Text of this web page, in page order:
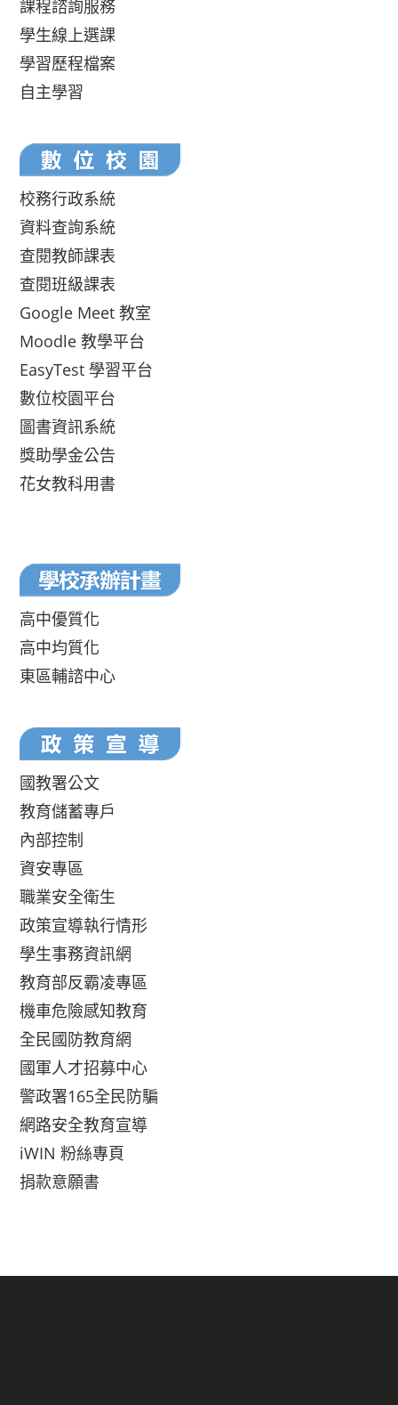
課程諮詢服務
學生線上選課
學習歷程檔案
自主學習
校務行政系統
資料查詢系統
查閱教師課表
查閱班級課表
Google Meet 教室
Moodle 教學平台
EasyTest 學習平台
數位校園平台
圖書資訊系統
獎助學金公告
花女教科用書
高中優質化
高中均質化
東區輔諮中心
國教署公文
教育儲蓄專戶
內部控制
資安專區
職業安全衛生
政策宣導執行情形
學生事務資訊網
教育部反霸凌專區
機車危險感知教育
全民國防教育網
國軍人才招募中心
警政署165全民防騙
網路安全教育宣導
iWIN 粉絲專頁
捐款意願書